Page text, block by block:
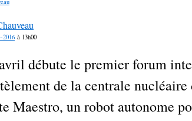
2016 à 13h00
débute le premier forum
de la centrale
Maestro, un robot autonome